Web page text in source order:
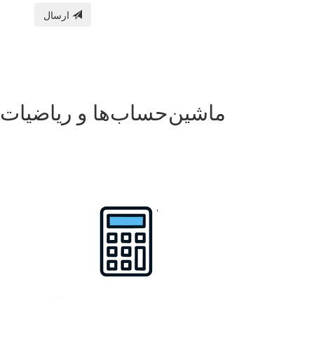
ماشین‌حساب‌ها و ریاضیات